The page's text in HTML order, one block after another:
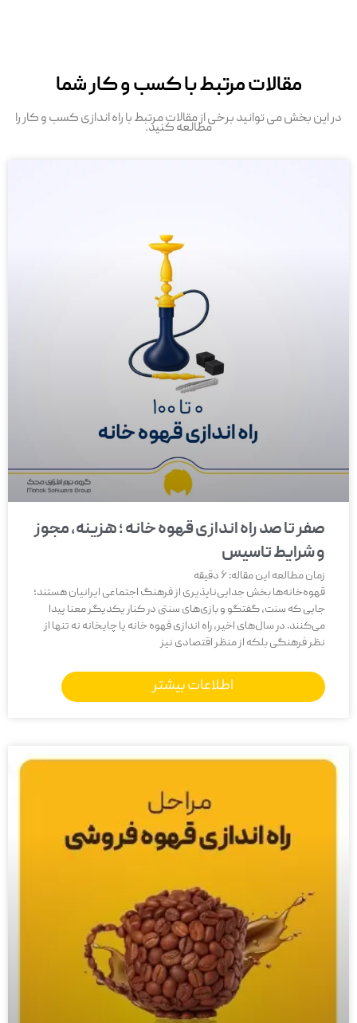
مقالات مرتبط با کسب و کار شما
در این بخش می توانید برخی از مقالات مرتبط با راه اندازی کسب و کار را
مطالعه کنید.
صفر تا صد راه اندازی قهوه خانه ؛ هزینه، مجوز
و شرایط تاسیس
زمان مطالعه این مقاله:6 دقیقه
قهوه‌خانه‌ها بخش جدایی‌ناپذیری از فرهنگ اجتماعی ایرانیان هستند؛
جایی که سنت، گفتگو و بازی‌های سنتی در کنار یکدیگر معنا پیدا
می‌کنند. در سال‌های اخیر، راه اندازی قهوه خانه یا چایخانه نه تنها از
نظر فرهنگی بلکه از منظر اقتصادی نیز
اطلاعات بیشتر